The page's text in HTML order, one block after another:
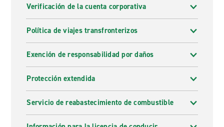
Verificación de la cuenta corporativa
Política de viajes transfronterizos
Exención de responsabilidad por daños
Protección extendida
Servicio de reabastecimiento de combustible